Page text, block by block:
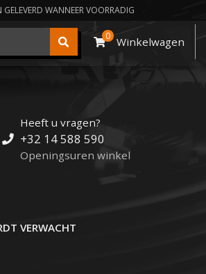
WANNEER VOORRADIG
0 Winkelwagen
Heeft u vragen?
+32 14 588 590
Openingsuren winkel
VERWACHT